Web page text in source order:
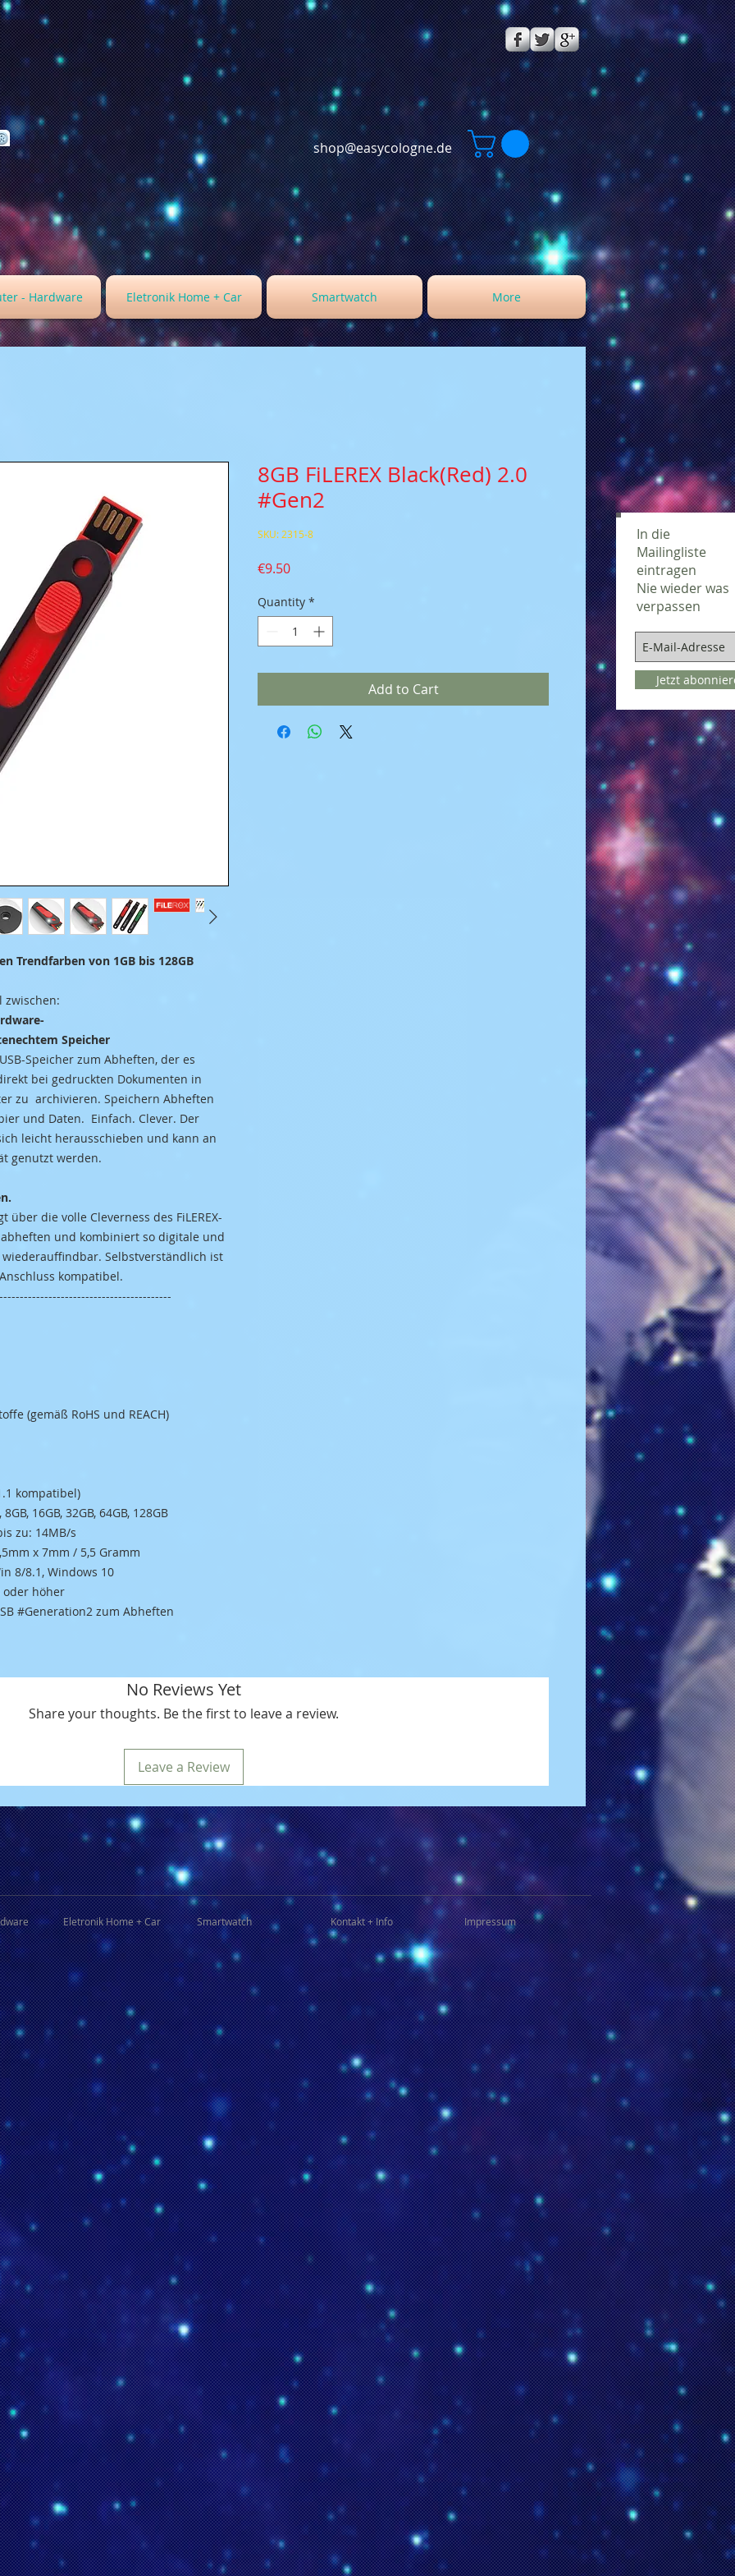
shop@easycologne.de
- Hardware Eletronik Home + Car Smartwatch More
Trendfarben von 1GB bis 128GB
zwischen:
Speicher
Speicher zum Abheften, der es
bei gedruckten Dokumenten in
zu archivieren. Speichern Abheften
und Daten. Einfach. Clever. Der
leicht herausschieben und kann an
genutzt werden.
über die volle Cleverness des FiLEREX-
und kombiniert so digitale und
Selbstverständlich ist
kompatibel.
(gemäß RoHS und REACH)
kompatibel)
16GB, 32GB, 64GB, 128GB
zu: 14MB/s
x 7mm / 5,5 Gramm
8/8.1, Windows 10
oder höher
#Generation2 zum Abheften
8GB FiLEREX Black(Red) 2.0
#Gen2
SKU: 2315-8
€9.50Price
Quantity *
Add to Cart
No Reviews Yet
Share your thoughts. Be the first to leave a review.
Leave a Review
In die
Mailingliste
eintragen
Nie wieder was
verpassen
Jetzt
Eletronik Home + Car Smartwatch Kontakt + Info Impressum